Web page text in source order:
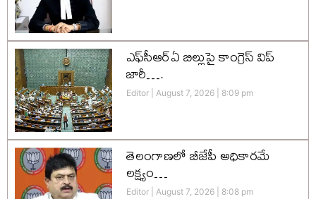
ఎఫ్‌సీఆర్‌ఏ బిల్లుపై కాంగ్రెస్ విప్
జారీ….
Editor August 7, 2026 8:09 pm
తెలంగాణలో బీజేపీ అధికారమే
లక్ష్యం…
Editor August 7, 2026 8:08 pm